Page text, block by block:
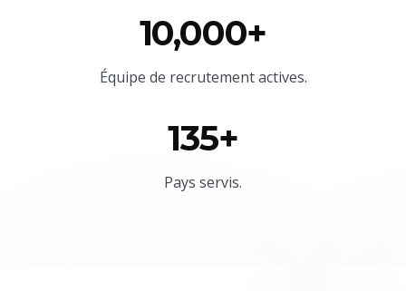
10,000+
Équipe de recrutement actives.
135+
Pays servis.